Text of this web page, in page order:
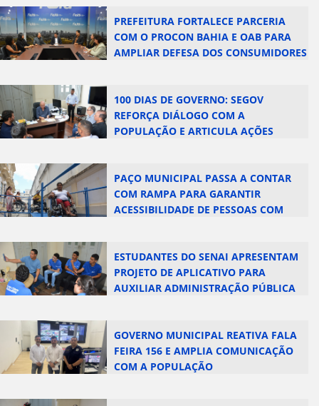
PREFEITURA FORTALECE PARCERIA
COM O PROCON BAHIA E OAB PARA
AMPLIAR DEFESA DOS CONSUMIDORES
100 DIAS DE GOVERNO: SEGOV
REFORÇA DIÁLOGO COM A
POPULAÇÃO E ARTICULA AÇÕES
PAÇO MUNICIPAL PASSA A CONTAR
COM RAMPA PARA GARANTIR
ACESSIBILIDADE DE PESSOAS COM
ESTUDANTES DO SENAI APRESENTAM
PROJETO DE APLICATIVO PARA
AUXILIAR ADMINISTRAÇÃO PÚBLICA
GOVERNO MUNICIPAL REATIVA FALA
FEIRA 156 E AMPLIA COMUNICAÇÃO
COM A POPULAÇÃO